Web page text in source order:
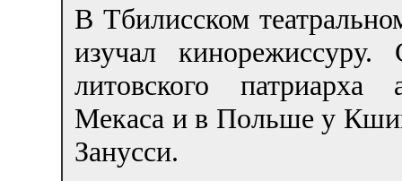
В Тбилисском
изучал
литовского патриарха
Мекаса и в Польше у
Занусси.